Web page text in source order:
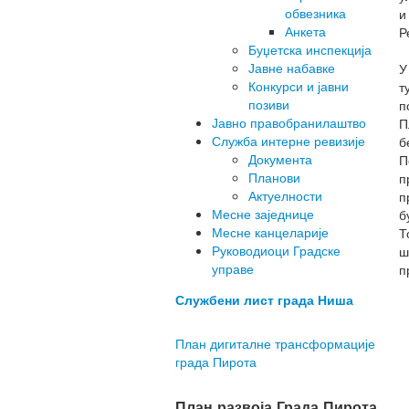
У
обвезника
Анкета
Буџетска инспекција
Јавне набавке
Конкурси и јавни
позиви
Јавно правобранилаштво
Служба интерне ревизије
Документа
Планови
Актуелности
Месне заједнице
Месне канцеларије
Руководиоци Градске
управе
Службени лист града Ниша
План дигиталне трансформације
града Пирота